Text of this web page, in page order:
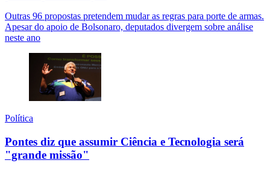
Outras 96 propostas pretendem mudar as regras para porte de armas.
Apesar do apoio de Bolsonaro, deputados divergem sobre análise
neste ano
Política
Pontes diz que assumir Ciência e Tecnologia será
"grande missão"